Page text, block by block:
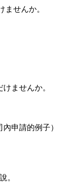
ませんか。
ませんか。
申請的例子）
。